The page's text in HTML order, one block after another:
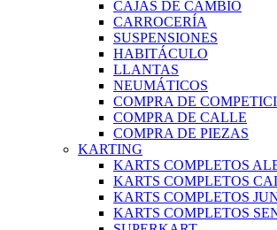
CAJAS DE CAMBIO
CARROCERÍA
SUSPENSIONES
HABITÁCULO
LLANTAS
NEUMÁTICOS
COMPRA DE
COMPRA DE CALLE
COMPRA DE PIEZAS
KARTING
KARTS COMPLETOS
KARTS COMPLETOS
KARTS COMPLETOS
KARTS COMPLETOS